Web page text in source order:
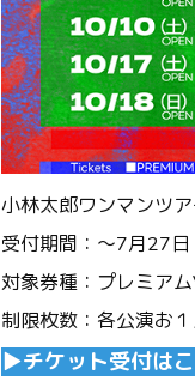
小林太郎ワンマンツ
受付期間：～7月27日
対象券種：プレミア
制限枚数：各公演お
▶︎チケット受付は